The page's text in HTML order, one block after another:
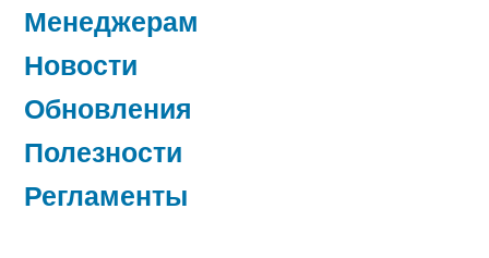
Менеджерам
Новости
Обновления
Полезности
Регламенты